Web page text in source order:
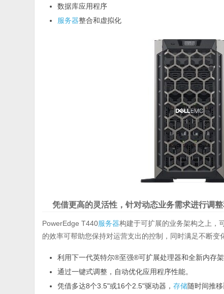
数据库应用程序
服务器整合和虚拟化
凭借更高的灵活性，针对动态业务需求进行调
PowerEdge T440服务器构建于可扩展的业务架构之上，
的效率可帮助您保持对运营支出的控制，同时满足不断变
利用下一代英特尔®至强®可扩展处理器和全新内存架
通过一键式调整，自动优化应用程序性能。
凭借多达8个3.5"或16个2.5"驱动器，存储随时间推移